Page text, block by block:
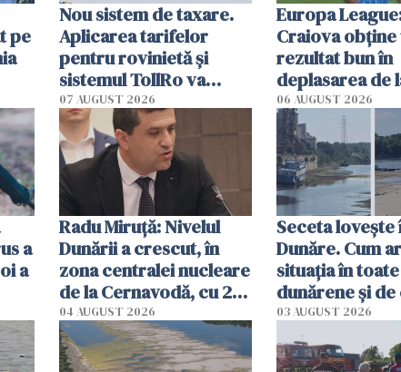
pe
Nou sistem de taxare.
Aplicarea tarifelor
pentru rovinietă şi
sistemul TollRo va
începe la 1 octombrie
07 AUGUST 2026
Europa
Craiova obține
rezultat bun în
deplasarea de
06 AUGUST 2026
a
a
Radu Miruţă: Nivelul
Dunării a crescut, în
zona centralei nucleare
de la Cernavodă, cu 2
cm faţă de ziua trecută
04 AUGUST 2026
Seceta
Dunăre. Cum
situația în
dunărene și de
România
efectele, deși a
în iulie
03 AUGUST 2026